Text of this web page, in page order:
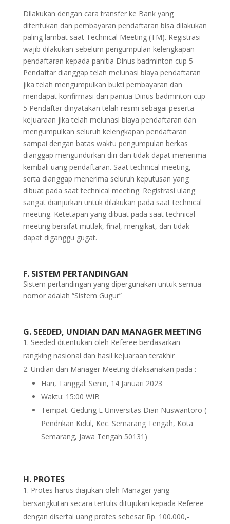
Dilakukan dengan cara transfer ke Bank yang
ditentukan dan pembayaran pendaftaran bisa dilakukan
paling lambat saat Technical Meeting (TM). Registrasi
wajib dilakukan sebelum pengumpulan kelengkapan
pendaftaran kepada panitia Dinus badminton cup 5
Pendaftar dianggap telah melunasi biaya pendaftaran
jika telah mengumpulkan bukti pembayaran dan
mendapat konfirmasi dari panitia Dinus badminton cup
5 Pendaftar dinyatakan telah resmi sebagai peserta
kejuaraan jika telah melunasi biaya pendaftaran dan
mengumpulkan seluruh kelengkapan pendaftaran
sampai dengan batas waktu pengumpulan berkas
dianggap mengundurkan diri dan tidak dapat menerima
kembali uang pendaftaran. Saat technical meeting,
serta dianggap menerima seluruh keputusan yang
dibuat pada saat technical meeting. Registrasi ulang
sangat dianjurkan untuk dilakukan pada saat technical
meeting. Ketetapan yang dibuat pada saat technical
meeting bersifat mutlak, final, mengikat, dan tidak
dapat diganggu gugat.
F. SISTEM PERTANDINGAN
Sistem pertandingan yang dipergunakan untuk semua
nomor adalah “Sistem Gugur”
G. SEEDED, UNDIAN DAN MANAGER MEETING
Seeded ditentukan oleh Referee berdasarkan
rangking nasional dan hasil kejuaraan terakhir
Undian dan Manager Meeting dilaksanakan pada :
Hari, Tanggal: Senin, 14 Januari 2023
Waktu: 15:00 WIB
Tempat: Gedung E Universitas Dian Nuswantoro (
Pendrikan Kidul, Kec. Semarang Tengah, Kota
Semarang, Jawa Tengah 50131)
H. PROTES
Protes harus diajukan oleh Manager yang
bersangkutan secara tertulis ditujukan kepada Referee
dengan disertai uang protes sebesar Rp. 100.000,-